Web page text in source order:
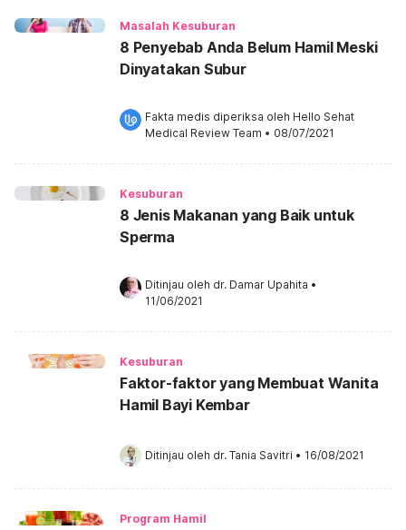
Masalah Kesuburan
8 Penyebab Anda Belum Hamil Meski
Dinyatakan Subur
Fakta medis diperiksa oleh Hello Sehat
Medical Review Team • 08/07/2021
Kesuburan
8 Jenis Makanan yang Baik untuk
Sperma
Ditinjau oleh dr. Damar Upahita •
11/06/2021
Kesuburan
Faktor-faktor yang Membuat Wanita
Hamil Bayi Kembar
Ditinjau oleh dr. Tania Savitri • 16/08/2021
Program Hamil